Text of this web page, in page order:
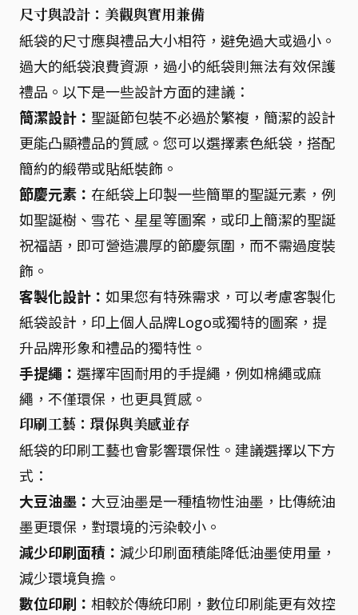
尺寸與設計：美觀與實用兼備
紙袋的尺寸應與禮品大小相符，避免過大或過小。
過大的紙袋浪費資源，過小的紙袋則無法有效保護
禮品。以下是一些設計方面的建議：
簡潔設計： 聖誕節包裝不必過於繁複，簡潔的設計
更能凸顯禮品的質感。您可以選擇素色紙袋，搭配
簡約的緞帶或貼紙裝飾。
節慶元素： 在紙袋上印製一些簡單的聖誕元素，例
如聖誕樹、雪花、星星等圖案，或印上簡潔的聖誕
祝福語，即可營造濃厚的節慶氛圍，而不需過度裝
飾。
客製化設計： 如果您有特殊需求，可以考慮客製化
紙袋設計，印上個人品牌Logo或獨特的圖案，提
升品牌形象和禮品的獨特性。
手提繩： 選擇牢固耐用的手提繩，例如棉繩或麻
繩，不僅環保，也更具質感。
印刷工藝：環保與美感並存
紙袋的印刷工藝也會影響環保性。建議選擇以下方
式：
大豆油墨： 大豆油墨是一種植物性油墨，比傳統油
墨更環保，對環境的污染較小。
減少印刷面積： 減少印刷面積能降低油墨使用量，
減少環境負擔。
數位印刷： 相較於傳統印刷，數位印刷能更有效控